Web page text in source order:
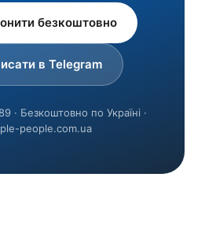
безкоштовно
в Telegram
· Безкоштовно по Україні ·
people.com.ua